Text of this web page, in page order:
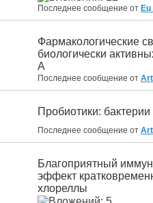
Последнее сообщение от Eu
Фармакологические
биологически
А
Последнее сообщение от
Пробиотики: бактерии
Последнее сообщение от
Благоприятный
эффект
хлореллы